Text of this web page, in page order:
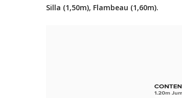
Silla (1,50m), Flambeau (1,60m).